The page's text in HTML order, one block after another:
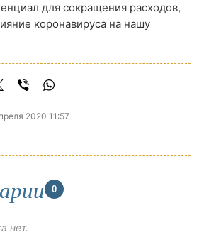
для сокращения расходов,
коронавируса на нашу
2020 11:57
0
нет.